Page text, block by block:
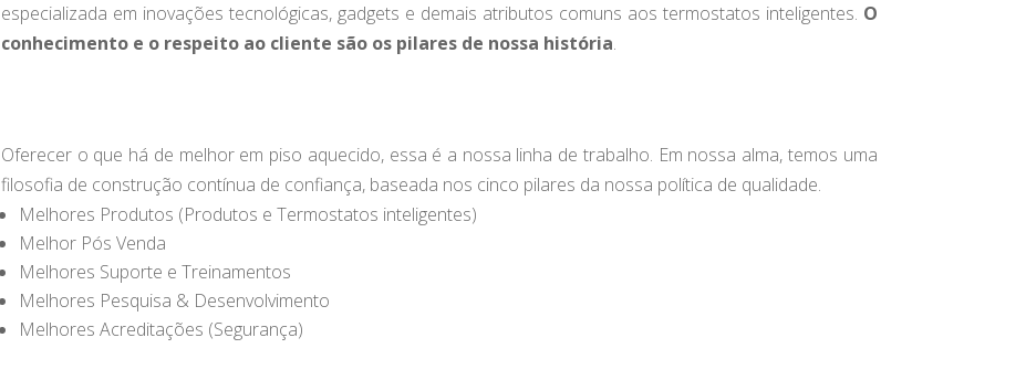
especializada em inovações tecnológicas, gadgets e demais atributos comuns aos termostatos inteligentes. O
conhecimento e o respeito ao cliente são os pilares de nossa história.
Oferecer o que há de melhor em piso aquecido, essa é a nossa linha de trabalho. Em nossa alma, temos uma
filosofia de construção contínua de confiança, baseada nos cinco pilares da nossa política de qualidade.
Melhores Produtos (Produtos e Termostatos inteligentes)
Melhor Pós Venda
Melhores Suporte e Treinamentos
Melhores Pesquisa & Desenvolvimento
Melhores Acreditações (Segurança)